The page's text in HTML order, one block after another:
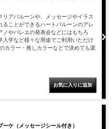
リアバルーンや、メッセージやイラス
ることができるハートバルーンのアレ
やバレエの発表会などにはもちろ
入学など様々な用途でご利用いただけ
カラー・推しカラーなどで決めても楽
ーケ（メッセージシール付き）